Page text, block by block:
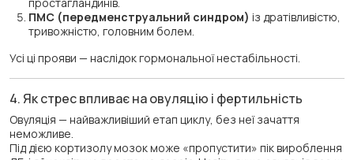
ПМС (передменструальний синдром) із дратівливістю,
тривожністю, головним болем.
Усі ці прояви — наслідок гормональної нестабільності.
4. Як стрес впливає на овуляцію і фертильність
Овуляція — найважливіший етап циклу, без неї зачаття
неможливе.
Під дією кортизолу мозок може «пропустити» пік вироблення